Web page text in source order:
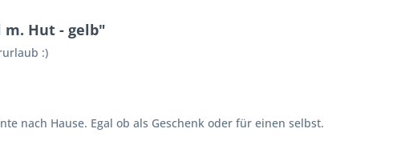
Hut - gelb"
:)
nach Hause. Egal ob als Geschenk oder für einen selbst.